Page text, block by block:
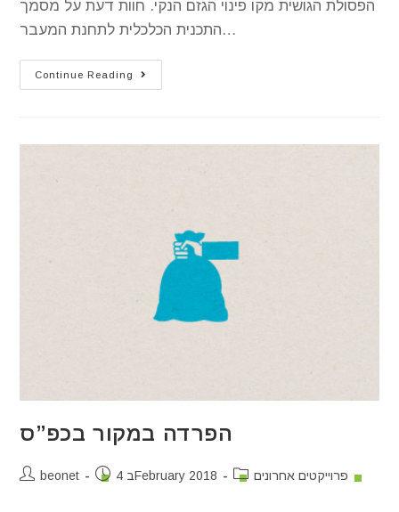
הפסולת הגושית מקו פינוי הגזם הנקי. חוות דעת על מסמך
התכנית הכלכלית לתחנת המעבר…
Continue Reading
הפרדה במקור בכפ”ס
beonet 4 בFebruary 2018 פרוייקטים אחרונים